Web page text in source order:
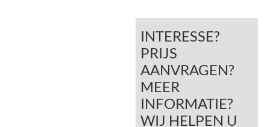
INTERESSE?
PRIJS
AANVRAGEN?
MEER
INFORMATIE?
WIJ HELPEN U